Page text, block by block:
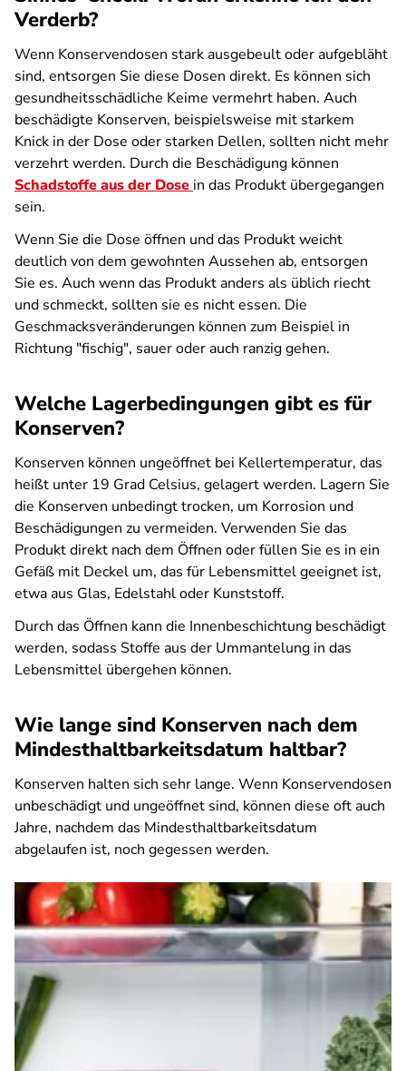
Verderb?
Wenn Konservendosen stark ausgebeult oder aufgebläht
sind, entsorgen Sie diese Dosen direkt. Es können sich
gesundheitsschädliche Keime vermehrt haben. Auch
beschädigte Konserven, beispielsweise mit starkem
Knick in der Dose oder starken Dellen, sollten nicht mehr
verzehrt werden. Durch die Beschädigung können
Schadstoffe aus der Dose in das Produkt übergegangen
sein.
Wenn Sie die Dose öffnen und das Produkt weicht
deutlich von dem gewohnten Aussehen ab, entsorgen
Sie es. Auch wenn das Produkt anders als üblich riecht
und schmeckt, sollten sie es nicht essen. Die
Geschmacksveränderungen können zum Beispiel in
Richtung "fischig", sauer oder auch ranzig gehen.
Welche Lagerbedingungen gibt es für
Konserven?
Konserven können ungeöffnet bei Kellertemperatur, das
heißt unter 19 Grad Celsius, gelagert werden. Lagern Sie
die Konserven unbedingt trocken, um Korrosion und
Beschädigungen zu vermeiden. Verwenden Sie das
Produkt direkt nach dem Öffnen oder füllen Sie es in ein
Gefäß mit Deckel um, das für Lebensmittel geeignet ist,
etwa aus Glas, Edelstahl oder Kunststoff.
Durch das Öffnen kann die Innenbeschichtung beschädigt
werden, sodass Stoffe aus der Ummantelung in das
Lebensmittel übergehen können.
Wie lange sind Konserven nach dem
Mindesthaltbarkeitsdatum haltbar?
Konserven halten sich sehr lange. Wenn Konservendosen
unbeschädigt und ungeöffnet sind, können diese oft auch
Jahre, nachdem das Mindesthaltbarkeitsdatum
abgelaufen ist, noch gegessen werden.